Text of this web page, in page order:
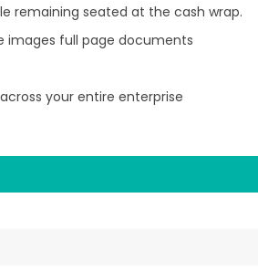
remaining seated at the cash wrap.
images full page documents
your entire enterprise